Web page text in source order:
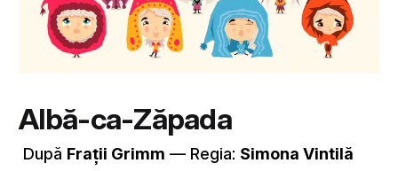
Albă-ca-Zăpada
După Frații Grimm –– Regia: Simona Vintilă